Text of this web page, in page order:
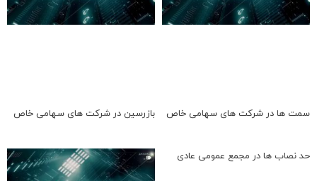
سمت ها در شرکت های سهامی خاص بازرسین در شرکت های سهامی خاص
حد نصاب ها در مجمع عمومی عادی